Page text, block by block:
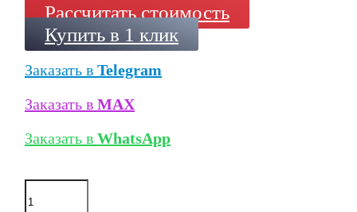
Рассчитать стоимость
Купить в 1 клик
Заказать в Telegram
Заказать в MAX
Заказать в WhatsApp
Количество
товара